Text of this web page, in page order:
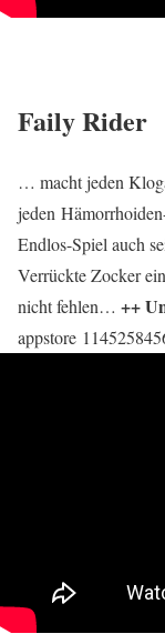
Faily Rider
… macht jeden
jeden
Endlos-Spiel auch
Verrückte Zocker
nicht fehlen… ++
appstore